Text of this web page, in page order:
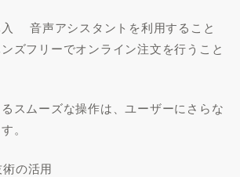
音声アシスタントを利用すること
ズフリーでオンライン注文を行うこと
スムーズな操作は、ユーザーにさらな
。
の活用